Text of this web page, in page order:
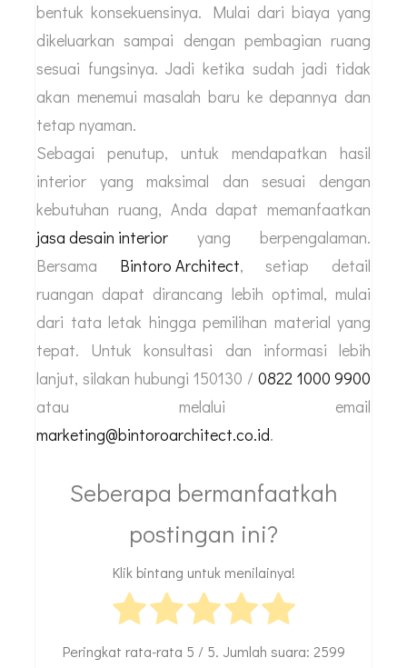
bentuk konsekuensinya. Mulai dari biaya yang
dikeluarkan sampai dengan pembagian ruang
sesuai fungsinya. Jadi ketika sudah jadi tidak
akan menemui masalah baru ke depannya dan
tetap nyaman.
Sebagai penutup, untuk mendapatkan hasil
interior yang maksimal dan sesuai dengan
kebutuhan ruang, Anda dapat memanfaatkan
jasa desain interior yang berpengalaman.
Bersama Bintoro Architect, setiap detail
ruangan dapat dirancang lebih optimal, mulai
dari tata letak hingga pemilihan material yang
tepat. Untuk konsultasi dan informasi lebih
lanjut, silakan hubungi 150130 / 0822 1000 9900
atau melalui email
marketing@bintoroarchitect.co.id.
Seberapa bermanfaatkah
postingan ini?
Klik bintang untuk menilainya!
Peringkat rata-rata 5 / 5. Jumlah suara: 2599